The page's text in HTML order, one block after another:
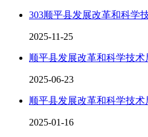
303顺平县发展改革和科学
2025-11-25
顺平县发展改革和科学技
2025-06-23
顺平县发展改革和科学技
2025-01-16